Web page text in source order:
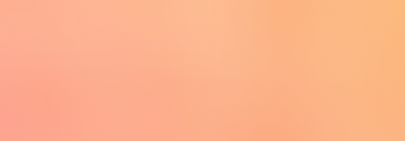
Frauen gefällt dieses Arrangement, aber es ist an der